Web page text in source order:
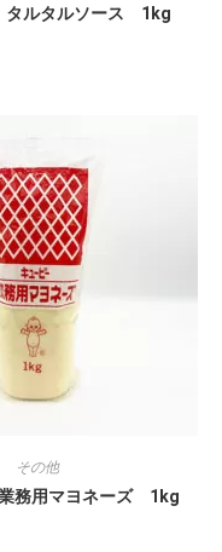
ルタルソース 1kg
その他
務用マヨネーズ 1kg